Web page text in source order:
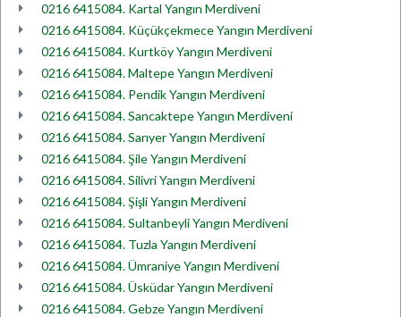
0216 6415084. Kartal Yangın Merdiveni
0216 6415084. Küçükçekmece Yangın Merdiveni
0216 6415084. Kurtköy Yangın Merdiveni
0216 6415084. Maltepe Yangın Merdiveni
0216 6415084. Pendik Yangın Merdiveni
0216 6415084. Sancaktepe Yangın Merdiveni
0216 6415084. Sarıyer Yangın Merdiveni
0216 6415084. Şile Yangın Merdiveni
0216 6415084. Silivri Yangın Merdiveni
0216 6415084. Şişli Yangın Merdiveni
0216 6415084. Sultanbeyli Yangın Merdiveni
0216 6415084. Tuzla Yangın Merdiveni
0216 6415084. Ümraniye Yangın Merdiveni
0216 6415084. Üsküdar Yangın Merdiveni
0216 6415084. Gebze Yangın Merdiveni